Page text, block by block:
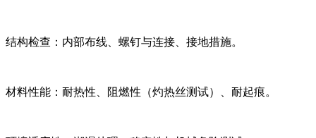
结构检查：内部布线、螺钉与连接、接地措施。
材料性能：耐热性、阻燃性（灼热丝测试）、耐起痕。